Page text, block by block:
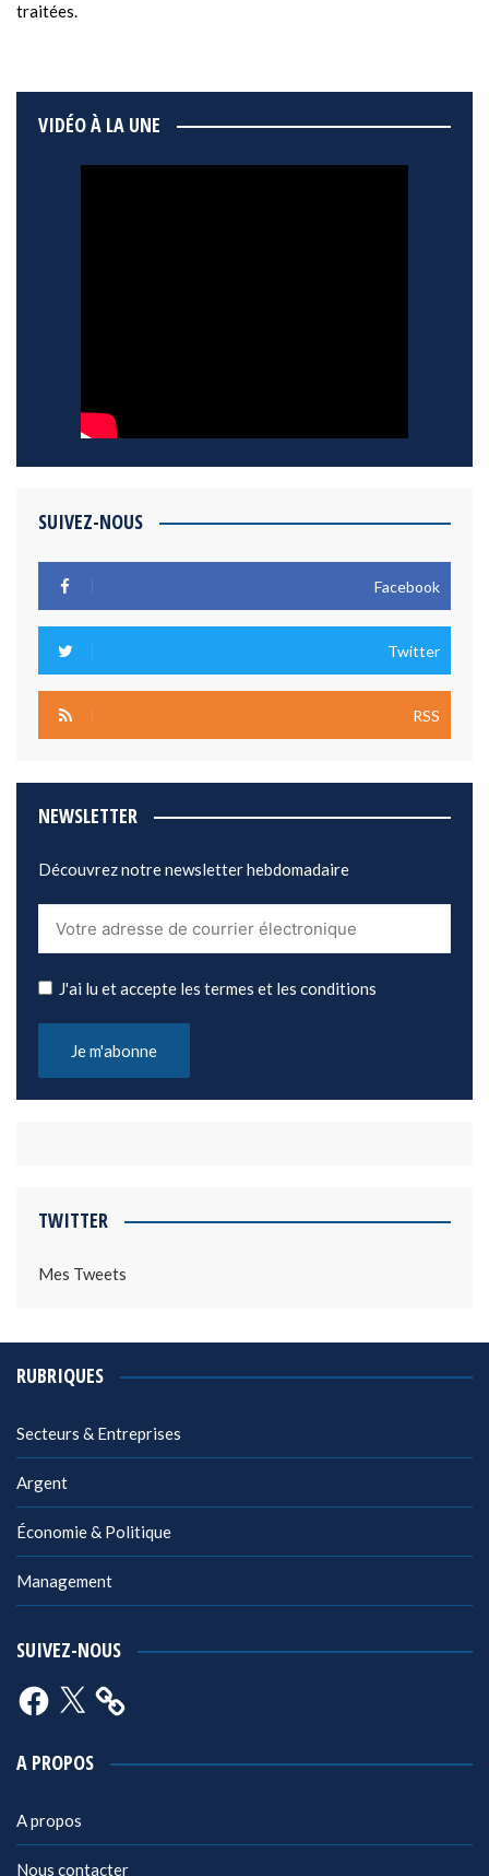
traitées.
VIDÉO À LA UNE
SUIVEZ-NOUS
Facebook
Twitter
RSS
NEWSLETTER
Découvrez notre newsletter hebdomadaire
J'ai lu et accepte les termes et les conditions
TWITTER
Mes Tweets
RUBRIQUES
Secteurs & Entreprises
Argent
Économie & Politique
Management
SUIVEZ-NOUS
Facebook
X
A PROPOS
A propos
Nous contacter